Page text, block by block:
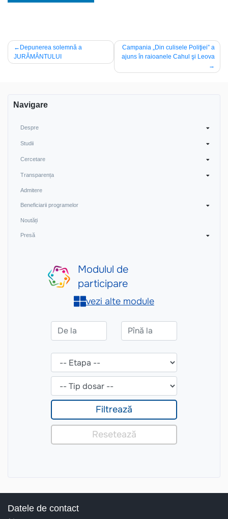
Navigare
în
Depunerea solemnă a
JURĂMÂNTULUI
Campania „Din culisele Poliţiei” a
ajuns în raioanele Cahul şi Leova
Navigare
Despre
Studii
Cercetare
Transparența
Admitere
Beneficiarii programelor
Noutăți
Presă
Datele de contact